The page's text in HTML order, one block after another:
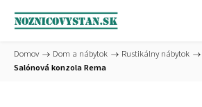
Domov / Dom a nábytok / Rustikálny nábytok /
Salónová konzola Rema